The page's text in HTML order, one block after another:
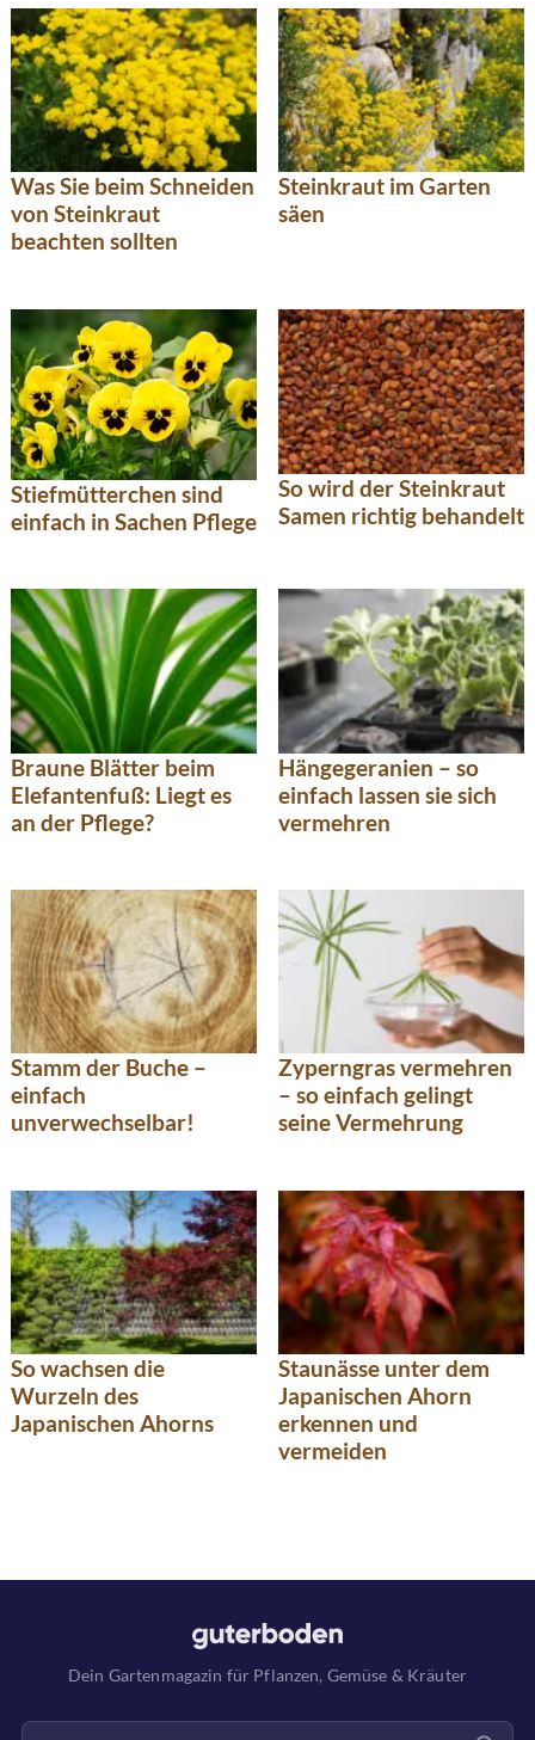
Was Sie beim Schneiden
von Steinkraut
beachten sollten
Steinkraut im Garten
säen
Stiefmütterchen sind
einfach in Sachen Pflege
So wird der Steinkraut
Samen richtig behandelt
Braune Blätter beim
Elefantenfuß: Liegt es
an der Pflege?
Hängegeranien – so
einfach lassen sie sich
vermehren
Stamm der Buche –
einfach
unverwechselbar!
Zyperngras vermehren
– so einfach gelingt
seine Vermehrung
So wachsen die
Wurzeln des
Japanischen Ahorns
Staunässe unter dem
Japanischen Ahorn
erkennen und
vermeiden
Dein Gartenmagazin für Pflanzen, Gemüse & Kräuter